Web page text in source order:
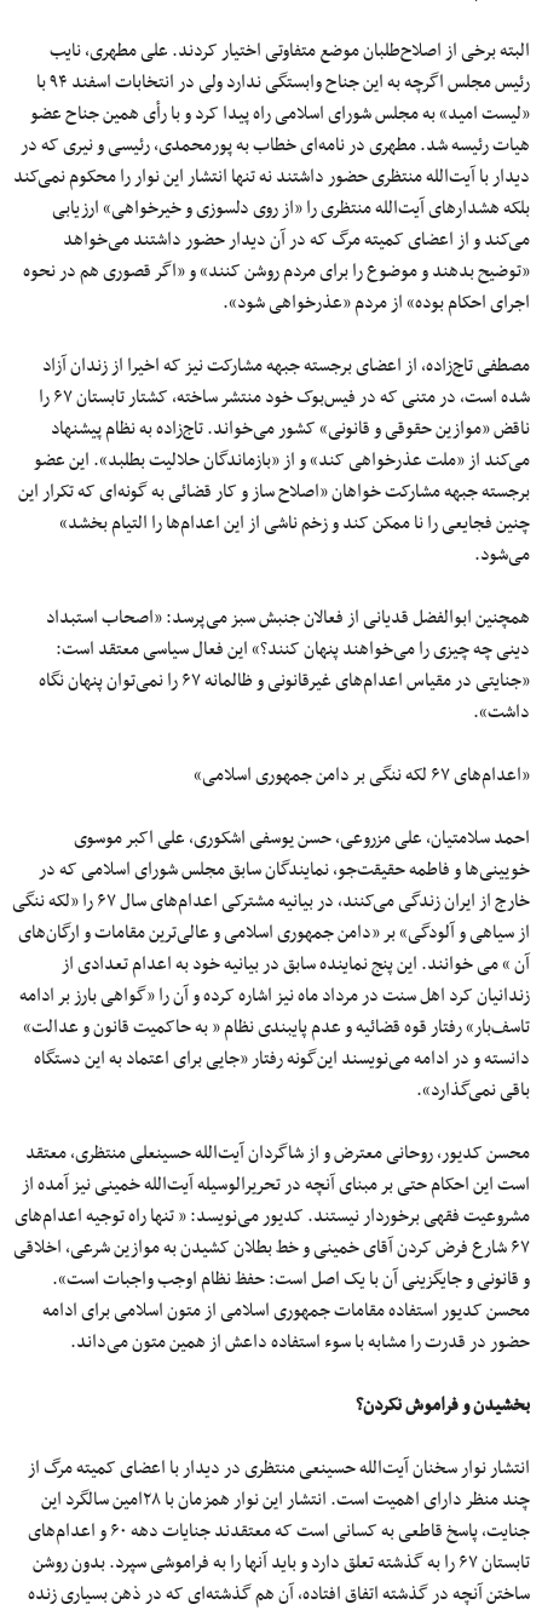
البته برخی از اصلاح‌طلبان موضع متفاوتی اختیار کردند. علی مطهری، نایب
رئیس مجلس اگرچه به این جناح وابستگی ندارد ولی در انتخابات اسفند ۹۴ با
«لیست امید» به مجلس شورای اسلامی راه پیدا کرد و با رأی همین جناح عضو
هیات رئیسه شد. مطهری در نامه‌ای خطاب به پورمحمدی، رئیسی و نیری که در
دیدار با آیت‌الله منتظری حضور داشتند نه تنها انتشار این نوار را محکوم نمی‌کند
بلکه هشدارهای آیت‌الله منتظری را «از روی دلسوزی و خیرخواهی» ارزیابی
می‌کند و از اعضای کمیته مرگ که در آن دیدار حضور داشتند می‌خواهد
«توضیح بدهند و موضوع را برای مردم روشن کنند» و «اگر قصوری هم در نحوه
اجرای احکام بوده» از مردم «عذرخواهی شود».
مصطفی تاج‌زاده، از اعضای برجسته جبهه مشارکت نیز که اخیرا از زندان آزاد
شده است، در متنی که در فیس‌بوک خود منتشر ساخته، کشتار تابستان ۶۷ را
ناقض «موازین حقوقی و قانونی» کشور می‌خواند. تاج‌زاده به نظام پیشنهاد
می‌کند از «ملت عذرخواهی کند» و از «بازماندگان حلالیت بطلبد». این عضو
برجسته جبهه مشارکت خواهان «اصلاح ساز و کار قضائی به گونه‌ای که تکرار این
چنین فجایعی را نا ممکن کند و زخم ناشی از این اعدام‌ها را التیام بخشد»
می‌شود.
همچنین ابوالفضل قدیانی از فعالان جنبش سبز می‌پرسد: «اصحاب استبداد
دینی چه چیزی را می‌خواهند پنهان کنند؟» این فعال سیاسی معتقد است:
«جنایتی در مقیاس اعدام‌های غیرقانونی و ظالمانه ۶۷ را نمی‌توان پنهان نگاه
داشت».
«اعدام‌های ۶۷ لکه ننگی بر دامن جمهوری اسلامی»
احمد سلامتیان، علی مزروعی، حسن یوسفی اشکوری، علی اکبر موسوی
خویینی‌ها و فاطمه حقیقت‌جو، نمایندگان سابق مجلس شورای اسلامی که در
خارج از ایران زندگی می‌کنند، در بیانیه مشترکی اعدام‌های سال ۶۷ را «لکه ننگی
از سیاهی و آلودگی» بر «دامن جمهوری اسلامی و عالی‌ترین مقامات و ارگان‌های
آن » می خوانند. این پنج نماینده سابق در بیانیه خود به اعدام تعدادی از
زندانیان کرد اهل سنت در مرداد ماه نیز اشاره کرده و آن را «گواهی بارز بر ادامه
تاسف‌بار» رفتار قوه قضائیه و عدم پایبندی نظام « به حاکمیت قانون و عدالت»
دانسته و در ادامه می‌نویسند این‌گونه رفتار «جایی برای اعتماد به این دستگاه
باقی نمی‌گذارد».
محسن کدیور، روحانی معترض و از شاگردان آیت‌الله حسینعلی منتظری، معتقد
است این احکام حتی بر مبنای آنچه در تحریرالوسیله آیت‌الله خمینی نیز آمده از
مشروعیت فقهی برخوردار نیستند. کدیور می‌نویسد: « تنها راه توجیه اعدام‌های
۶۷ شارع فرض کردن آقای خمینی و خط بطلان کشیدن به موازین شرعی، اخلاقی
و قانونی و جایگزینی آن با یک اصل است: حفظ نظام اوجب واجبات است».
محسن کدیور استفاده مقامات جمهوری اسلامی از متون اسلامی برای ادامه
حضور در قدرت را مشابه با سوء استفاده داعش از همین متون می‌داند.
بخشیدن و فراموش نکردن؟
انتشار نوار سخنان آیت‌الله حسینعی منتظری در دیدار با اعضای کمیته مرگ از
چند منظر دارای اهمیت است. انتشار این نوار همزمان با ۲۸‌امین سالگرد این
جنایت، پاسخ قاطعی به کسانی است که معتقدند جنایات دهه ۶۰ و اعدام‌های
تابستان ۶۷ را به گذشته تعلق دارد و باید آنها را به فراموشی سپرد. بدون روشن
ساختن آنچه در گذشته اتفاق افتاده، آن هم گذشته‌ای که در ذهن بسیاری زنده